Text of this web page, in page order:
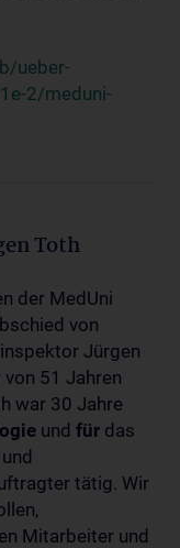
ueber-
2/meduni-
Toth
der MedUni
von
Jürgen
51 Jahren
war 30 Jahre
und für das
und
tätig. Wir
Mitarbeiter und